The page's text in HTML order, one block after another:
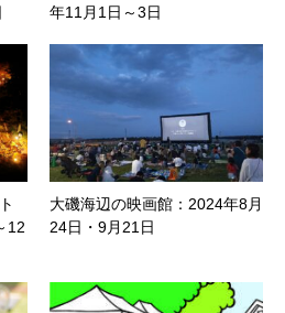
年11月1日～3日
12
大磯海辺の映画館：2024年8月
24日・9月21日